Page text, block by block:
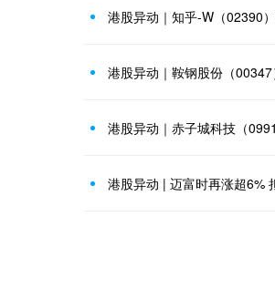
港股异动 | 迈富时再涨超6%